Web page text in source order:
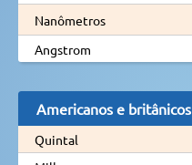
Nanômetros
Angstrom
Americanos e britânicos
Quintal